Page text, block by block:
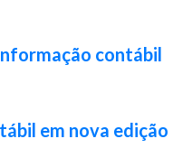
contábil
em nova edição